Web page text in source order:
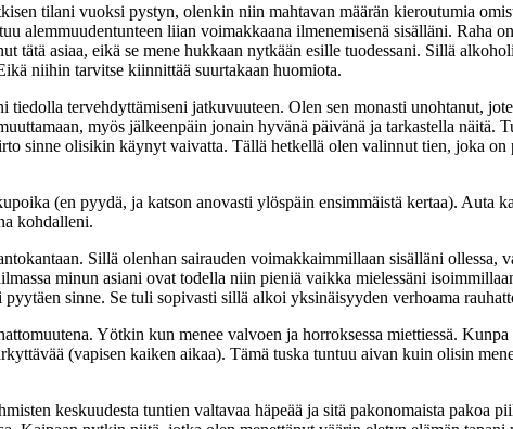
tilani vuoksi pystyn, olenkin niin mahtavan määrän kieroutumia
alemmuudentunteen liian voimakkaana ilmenemisenä sisälläni. Raha
asiaa, eikä se mene hukkaan nytkään esille tuodessani. Sillä
niihin tarvitse kiinnittää suurtakaan huomiota.
tervehdyttämiseni jatkuvuuteen. Olen sen monasti unohtanut,
myös jälkeenpäin jonain hyvänä päivänä ja tarkastella näitä.
sinne olisikin käynyt vaivatta. Tällä hetkellä olen valinnut tien, joka
(en pyydä, ja katson anovasti ylöspäin ensimmäistä kertaa). Auta
kohdalleni.
Sillä olenhan sairauden voimakkaimmil­laan sisälläni ollessa,
minun asiani ovat todella niin pieniä vaikka mielessäni
sinne. Se tuli sopivasti sillä alkoi yksinäisyyden ver­hoama
Yötkin kun menee valvoen ja horroksessa miettiessä. Kunpa
(vapisen kaiken aikaa). Tämä tuska tuntuu aivan kuin olisin
kesku­udesta tuntien valtavaa häpeää ja sitä pakonomaista pakoa